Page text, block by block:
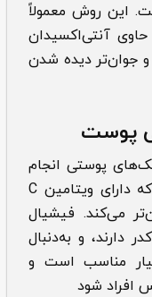
این روش معمولاً
آنتی‌اکسیدان
جوان‌تر دیده شدن
پوست
پوستی انجام
می‌شود و با استفاده از محصولاتی که دارای ویتامین C
می‌کند. فیشیال
دارند، و به‌دنبال
مناسب است و
افراد شود